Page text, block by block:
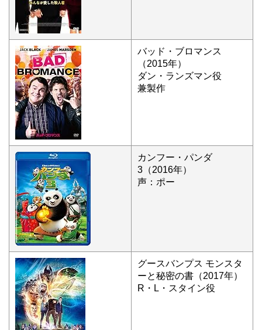
バッド・ブロマンス
（2015年）
ダン・ランズマン役
兼製作
カンフー・パンダ
3（2016年）
声：ポー
グースバンプス モンスタ
ーと秘密の書（2017年）
R・L・スタイン役